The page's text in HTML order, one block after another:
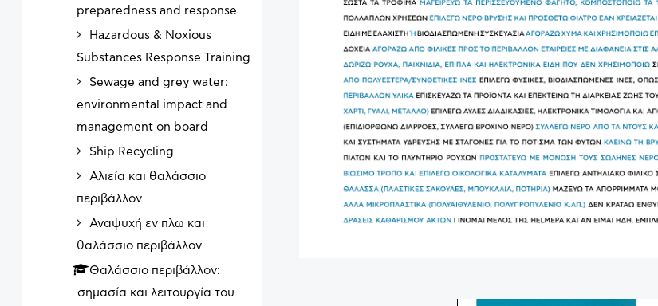
preparedness and response
Hazardous & Noxious
Substances Response Training
Sewage and grey water:
environmental impact and
management on board
Ship Recycling
Αλιεία και θαλάσσιο
περιβάλλον
Αναψυχή εν πλω και
θαλάσσιο περιβάλλον
Θαλάσσιο περιβάλλον:
σημασία και λειτουργία του